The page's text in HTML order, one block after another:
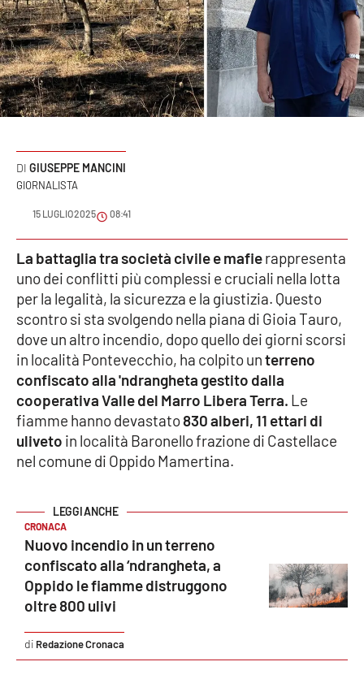
Sanità
Sport
Cultura
Meteo
Editoriali
VIDEO
Ambiente
Cronaca
Cultura
Economia e Lavoro
Sanità
Società
Sport
GIUSEPPE MANCINI
GIORNALISTA
15 LUGLIO 2025 08:41
La battaglia tra società civile e mafierappresenta
uno dei conflitti più complessi e cruciali nella lotta
per la legalità, la sicurezza e la giustizia. Questo
scontro si sta svolgendo nella piana di Gioia Tauro,
dove un altro incendio, dopo quello dei giorni scorsi
in località Pontevecchio, ha colpito unterreno
confiscato alla 'ndrangheta gestito dalla
cooperativa Valle del Marro Libera Terra. Le
fiamme hanno devastato830 alberi, 11 ettari di
uliveto in località Baronello frazione di Castellace
nel comune di Oppido Mamertina.
CRONACA
Nuovo incendio in un terreno
confiscato alla ‘ndrangheta, a
Oppido le fiamme distruggono
oltre 800 ulivi
Redazione Cronaca